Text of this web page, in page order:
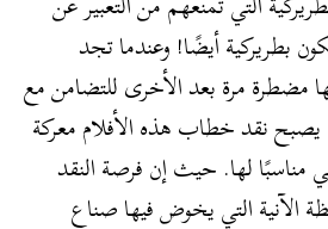
بطريركية أيضًا! وعندما تجد
مضطرة مرة بعد الأخرى للتضامن مع
نقد خطاب هذه الأفلام معركة
مناسبًا لها. حيث إن فرصة النقد
الآنية التي يخوض فيها صناع